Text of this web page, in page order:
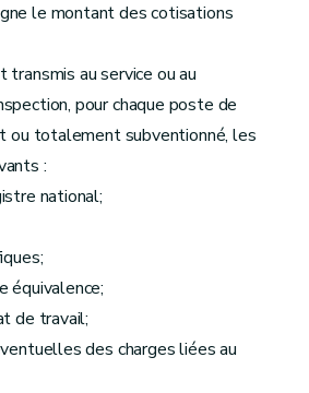
le montant des cotisations
au service ou au
pour chaque poste de
ou totalement subventionné, les
:
national;
équivalence;
de travail;
des charges liées au